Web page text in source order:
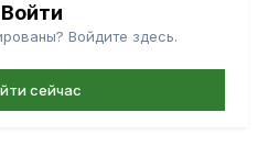
Войти
Войдите здесь.
сейчас